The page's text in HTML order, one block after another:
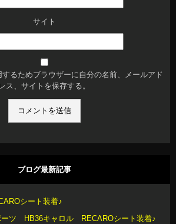
サイト
るためブラウザーに自分の名前、メールアド
レス、サイトを保存する。
ブログ最新記事
シート装着♪
ーツ HB36キャロル RECAROシート装着♪